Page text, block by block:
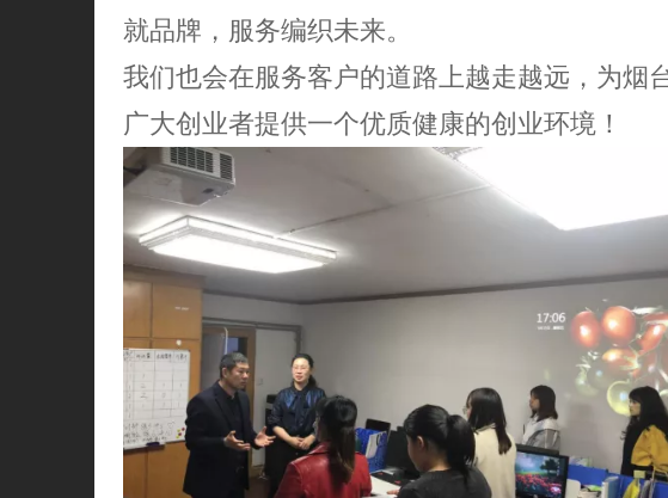
就品牌，服务编织未来。
我们也会在服务客户的道路上越走越远，为烟
广大创业者提供一个优质健康的创业环境！